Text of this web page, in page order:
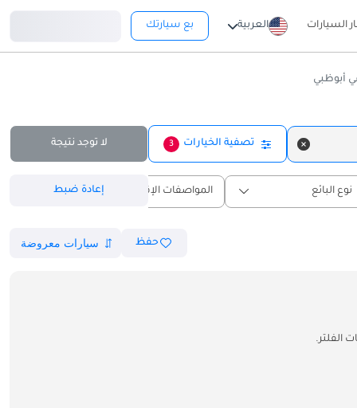
السيارات العربية بع سيارتك
أبوظبي
تصفية الخيارات 3 لا توجد نتيجة
نوع البائع المواصفات الإقليمية إعادة ضبط
حفظ
الفلتر.